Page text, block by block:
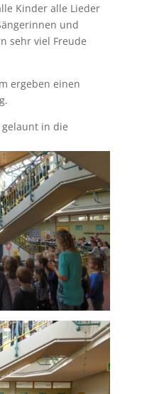
Kinder alle Lieder
und
sehr viel Freude
ergeben einen
in die